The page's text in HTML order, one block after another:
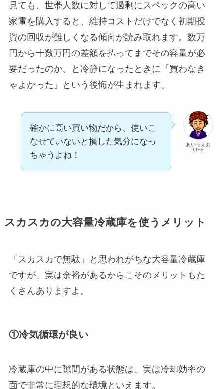
見ても、世帯人数に対して過剰にスペックの高い
家電を購入すると、維持コストだけでなく初期投
資の回収が難しくなる傾向が読み取れます。数万
円から十数万円の差額を払ってまでその容量が必
要だったのか、と冷静になったときに「買わなき
ゃよかった」という後悔が生まれます。
あいうえお
LIFE
確かに高い買い物だから、使いこ
なせていないと損した気分になっ
ちゃうよね！
スカスカの大容量冷蔵庫を使うメリット
「スカスカで無駄」と思われがちな大容量冷蔵庫
ですが、実は余裕があるからこそのメリットもた
くさんありますよ。
①冷気循環が良い
冷蔵庫の中に隙間がある状態は、実は冷却効率の
面で非常に理想的な環境といえます。